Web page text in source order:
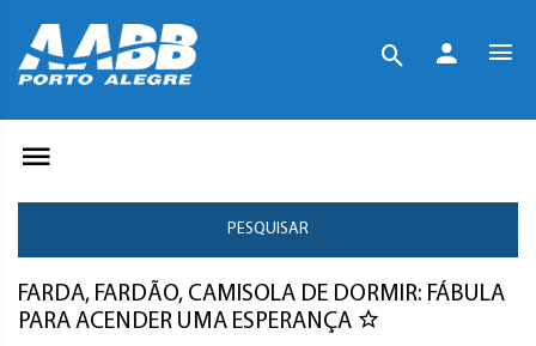
PESQUISAR
FARDA, FARDÃO, CAMISOLA DE DORMIR: FÁBULA
PARA ACENDER UMA ESPERANÇA